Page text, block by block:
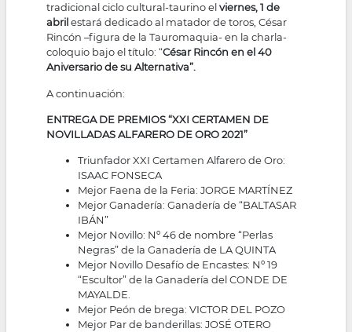
tradicional ciclo cultural-taurino elviernes, 1 de
abrilestará dedicado al matador de toros, César
Rincón –figura de la Tauromaquia- en la charla-
coloquio bajo el título: “César Rincón en el 40
Aniversario de su Alternativa”.
A continuación:
ENTREGA DE PREMIOS “XXI CERTAMEN DE
NOVILLADAS ALFARERO DE ORO 2021”
Triunfador XXI Certamen Alfarero de Oro:
ISAAC FONSECA
Mejor Faena de la Feria: JORGE MARTÍNEZ
Mejor Ganadería: Ganadería de “BALTASAR
IBÁN”
Mejor Novillo: Nº 46 de nombre “Perlas
Negras” de la Ganadería de LA QUINTA
Mejor Novillo Desafío de Encastes: Nº 19
“Escultor” de la Ganadería del CONDE DE
MAYALDE.
Mejor Peón de brega: VICTOR DEL POZO
Mejor Par de banderillas: JOSÉ OTERO